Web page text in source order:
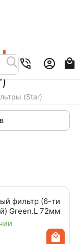
(Star)
фильтр (6-ти
Green.L 72мм